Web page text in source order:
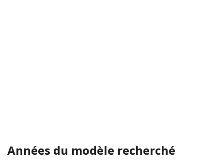
Années du modèle recherché